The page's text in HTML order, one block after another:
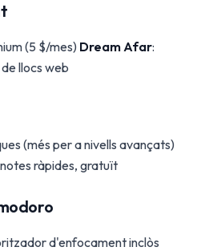
(5 $/mes) Dream Afar:
llocs web
(més per a nivells avançats)
ràpides, gratuït
d'enfocament inclòs